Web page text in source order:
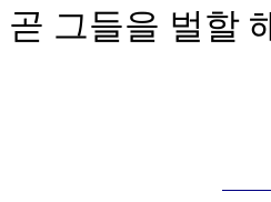
곧 그들을 벌할